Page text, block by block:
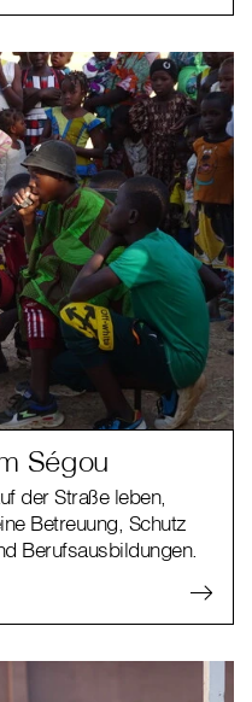
Ségou
der Straße leben,
Betreuung, Schutz
Berufsausbildungen.